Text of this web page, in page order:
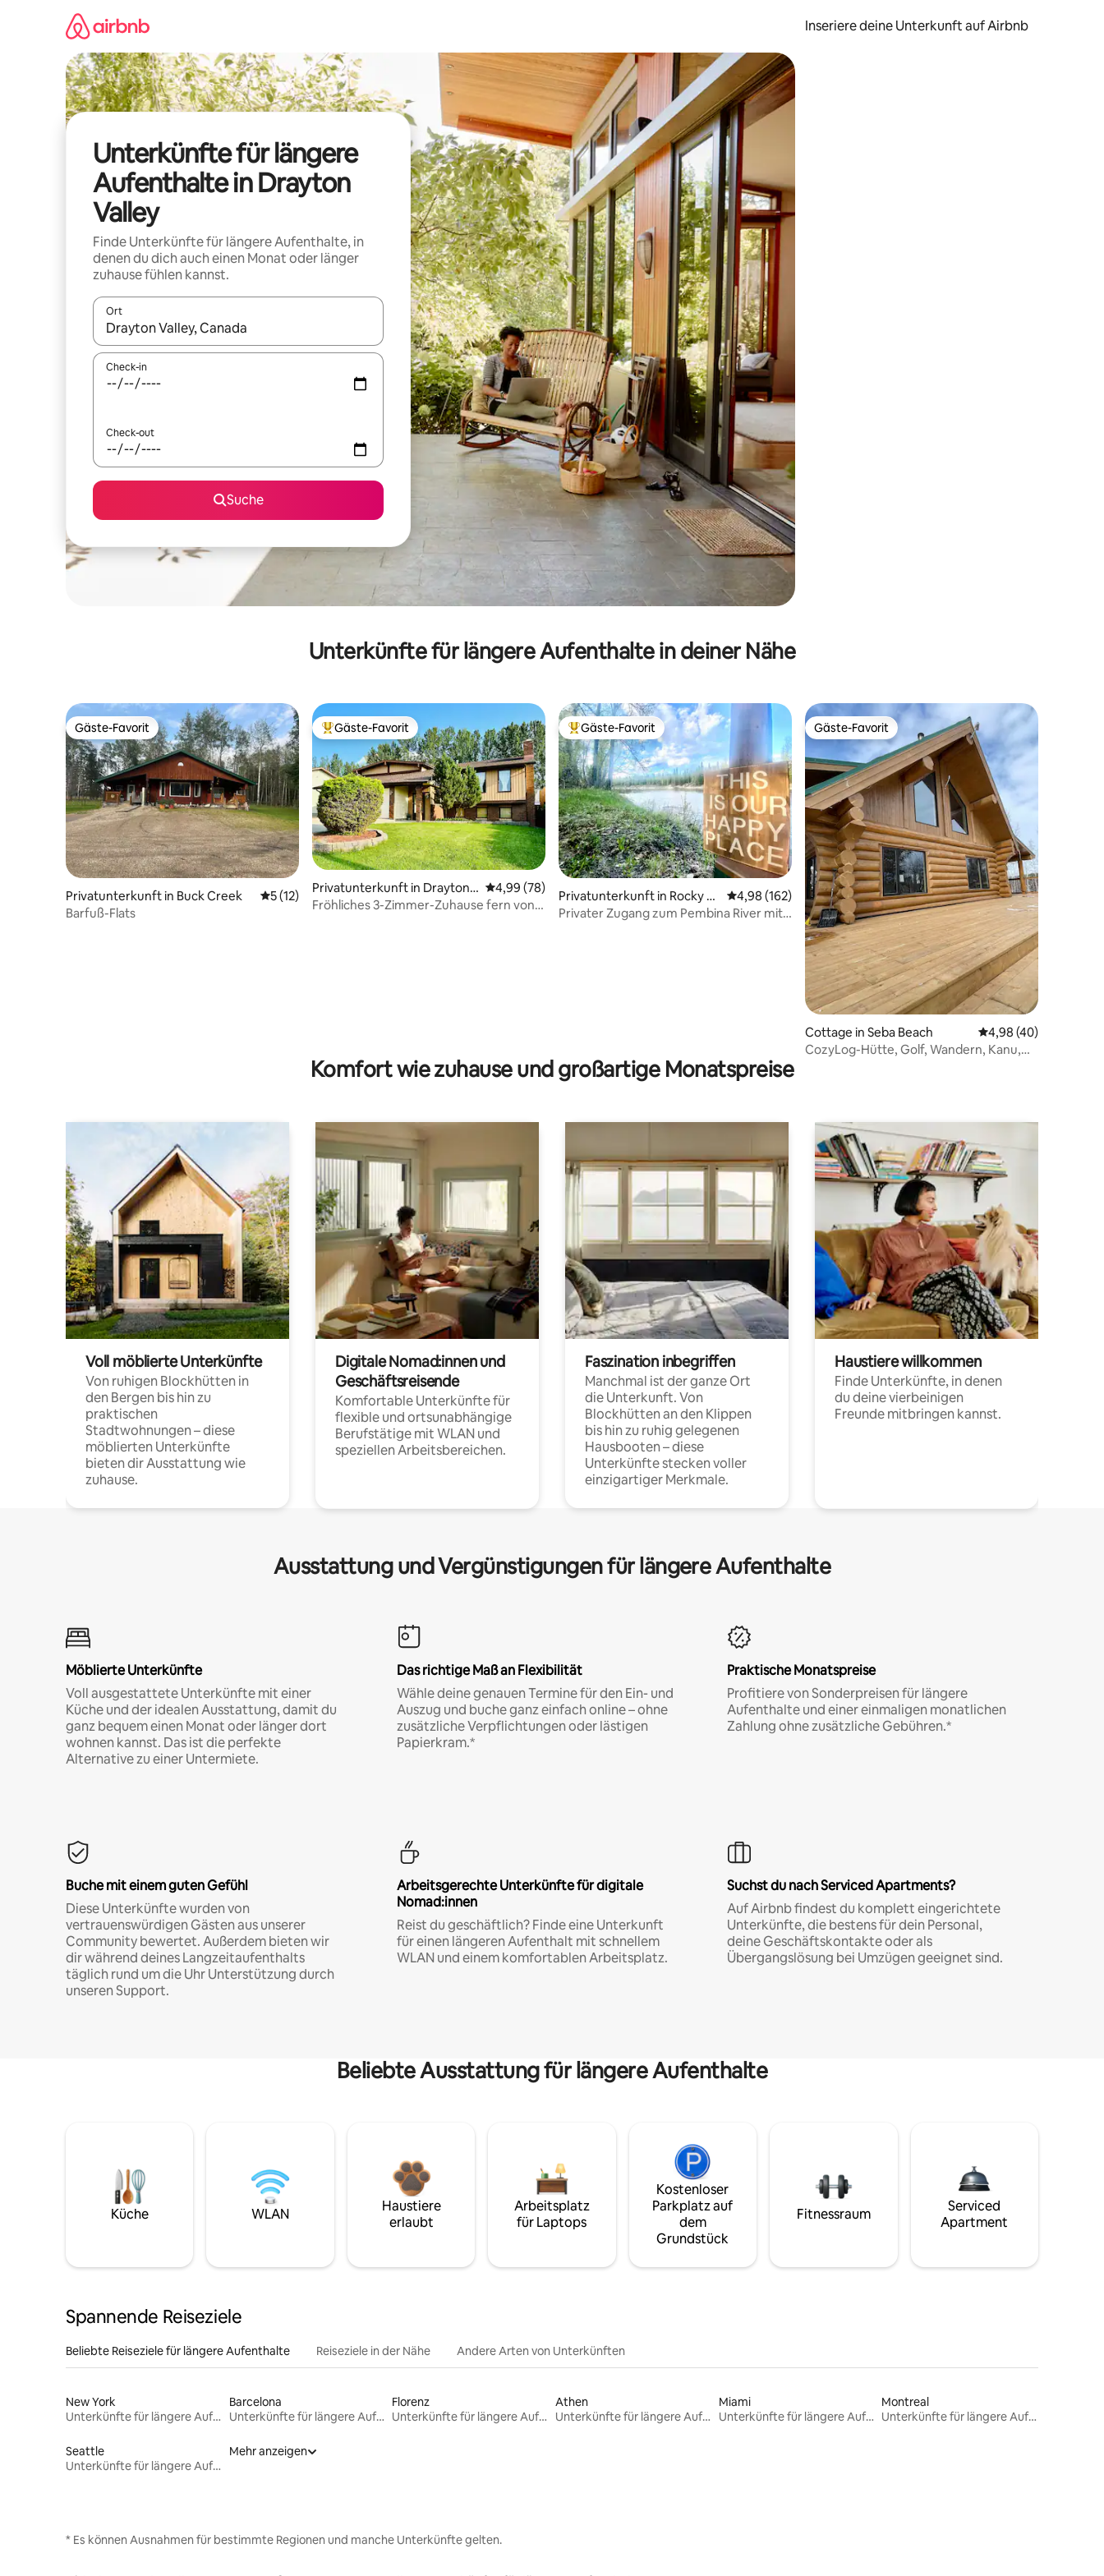
Inseriere deine Unterkunft auf Airbnb
Unterkünfte für längere
Aufenthalte in Drayton
Valley
Finde Unterkünfte für längere Aufenthalte, in
denen du dich auch einen Monat oder länger
zuhause fühlen kannst.
Ort
Wenn Ergebnisse verfügbar sind, navigiere mit den Pfeiltasten nach oben und unten oder erkunde die Ergebnisse durch Berühren oder Wischgesten.
Check-in
Check-out
Suche
Unterkünfte für längere Aufenthalte in deiner Nähe
Gäste-Favorit
Gäste-Favorit
Privatunterkunft in Buck Creek Durchschnittliche Bewertung: 5 von 5, 12 Bewertungen
5 (12)
Barfuß-Flats
Beliebter Gäste-Favorit.
Gäste-Favorit
Privatunterkunft in Drayton
Valley
Durchschnittliche Bewertung: 4,99 von 5, 78 Bewertungen
4,99 (78)
Fröhliches 3-Zimmer-Zuhause fern von
Beliebter Gäste-Favorit.
Gäste-Favorit
Privatunterkunft in Rocky Ra
pids
Durchschnittliche Bewertung: 4,98 von 5, 162 Bewertungen
4,98 (162)
Privater Zugang zum Pembina River mit
Gäste-Favorit
Gäste-Favorit
Cottage in Seba Beach Durchschnittliche
4,98 (40)
CozyLog-Hütte, Golf, Wandern, Kanu,
Komfort wie zuhause und großartige Monatspreise
Voll möblierte Unterkünfte
Von ruhigen Blockhütten in
den Bergen bis hin zu
praktischen
Stadtwohnungen – diese
möblierten Unterkünfte
bieten dir Ausstattung wie
zuhause.
Digitale Nomad:innen und
Geschäftsreisende
Komfortable Unterkünfte für
flexible und ortsunabhängige
Berufstätige mit WLAN und
speziellen Arbeitsbereichen.
Faszination inbegriffen
Manchmal ist der ganze Ort
die Unterkunft. Von
Blockhütten an den Klippen
bis hin zu ruhig gelegenen
Hausbooten – diese
Unterkünfte stecken voller
einzigartiger Merkmale.
Haustiere willkommen
Finde Unterkünfte, in denen
du deine vierbeinigen
Freunde mitbringen kannst.
Ausstattung und Vergünstigungen für längere Aufenthalte
Möblierte Unterkünfte
Voll ausgestattete Unterkünfte mit einer
Küche und der idealen Ausstattung, damit du
ganz bequem einen Monat oder länger dort
wohnen kannst. Das ist die perfekte
Alternative zu einer Untermiete.
Das richtige Maß an Flexibilität
Wähle deine genauen Termine für den Ein- und
Auszug und buche ganz einfach online – ohne
zusätzliche Verpflichtungen oder lästigen
Papierkram.*
Praktische Monatspreise
Profitiere von Sonderpreisen für längere
Aufenthalte und einer einmaligen monatlichen
Zahlung ohne zusätzliche Gebühren.*
Buche mit einem guten Gefühl
Diese Unterkünfte wurden von
vertrauenswürdigen Gästen aus unserer
Community bewertet. Außerdem bieten wir
dir während deines Langzeitaufenthalts
täglich rund um die Uhr Unterstützung durch
unseren Support.
Arbeitsgerechte Unterkünfte für digitale
Nomad:innen
Reist du geschäftlich? Finde eine Unterkunft
für einen längeren Aufenthalt mit schnellem
WLAN und einem komfortablen Arbeitsplatz.
Suchst du nach Serviced Apartments?
Auf Airbnb findest du komplett eingerichtete
Unterkünfte, die bestens für dein Personal,
deine Geschäftskontakte oder als
Übergangslösung bei Umzügen geeignet sind.
Beliebte Ausstattung für längere Aufenthalte
Küche WLAN
Haustiere
erlaubt
Arbeitsplatz
für Laptops
Kostenloser
Parkplatz auf
dem
Grundstück
Fitnessraum
Serviced
Apartment
Spannende Reiseziele
Beliebte Reiseziele für längere Aufenthalte Reiseziele in der Nähe Andere Arten von Unterkünften
New York
Unterkünfte für längere Aufenthalte
Barcelona
Unterkünfte für längere Aufenthalte
Florenz
Unterkünfte für längere Aufenthalte
Athen
Unterkünfte für längere Aufenthalte
Miami
Unterkünfte für längere Aufenthalte
Montreal
Unterkünfte für längere Aufenthalte
Seattle
Unterkünfte für längere Aufenthalte
Mehr anzeigen
* Es können Ausnahmen für bestimmte Regionen und manche Unterkünfte gelten.